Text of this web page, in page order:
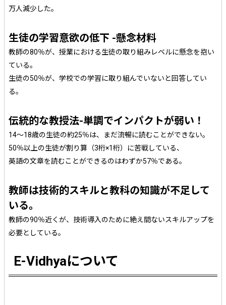
万人減少した。
生徒の学習意欲の低下 -懸念材料
教師の80％が、授業における生徒の取り組みレベルに懸念を抱い
ている。
生徒の50％が、学校での学習に取り組んでいないと回答してい
る。
伝統的な教授法-単調でインパクトが弱い！
14～18歳の生徒の約25％は、まだ流暢に読むことができない。
50％以上の生徒が割り算（3桁×1桁）に苦戦している、
英語の文章を読むことができるのはわずか57％である。
教師は技術的スキルと教科の知識が不足して
いる。
教師の90％近くが、技術導入のために絶え間ないスキルアップを
必要としている。
E-Vidhyaについて